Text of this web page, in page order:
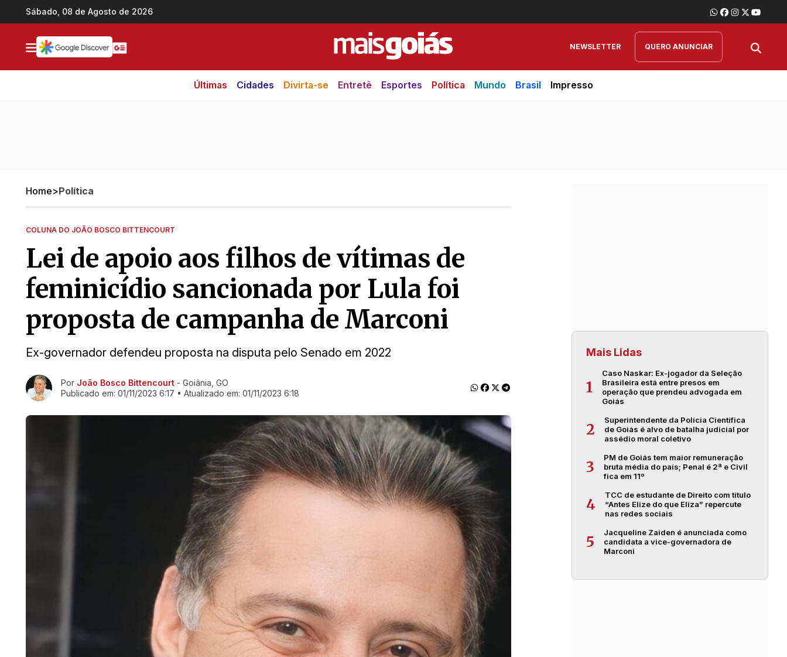
Ir direto pro conteúdo
Sábado, 08 de Agosto de 2026
NEWSLETTER QUERO ANUNCIAR
Últimas Cidades Divirta-se Entretê Esportes Política Mundo Brasil Impresso
Home>Política
COLUNA DO JOÃO BOSCO BITTENCOURT
Lei de apoio aos filhos de vítimas de
feminicídio sancionada por Lula foi
proposta de campanha de Marconi
Ex-governador defendeu proposta na disputa pelo Senado em 2022
Ir direto pra matéria
Por João Bosco Bittencourt - Goiânia, GO
Publicado em: 01/11/2023 6:17 • Atualizado em: 01/11/2023 6:18
Mais Lidas
1
Caso Naskar: Ex-jogador da Seleção
Brasileira está entre presos em
operação que prendeu advogada em
Goiás
2
Superintendente da Polícia Científica
de Goiás é alvo de batalha judicial por
assédio moral coletivo
3
PM de Goiás tem maior remuneração
bruta média do país; Penal é 2ª e Civil
fica em 11º
4
TCC de estudante de Direito com título
“Antes Elize do que Eliza” repercute
nas redes sociais
5
Jacqueline Zaiden é anunciada como
candidata a vice-governadora de
Marconi